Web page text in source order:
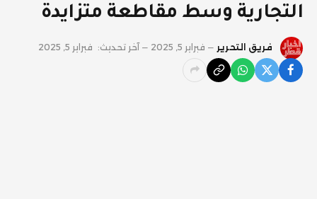
التجارية وسط مقاطعة متزايدة
فريق التحرير فبراير 5, 2025 آخر تحديث: فبراير 5, 2025